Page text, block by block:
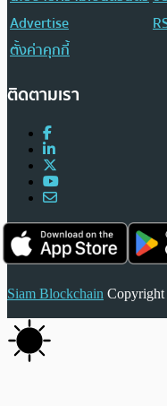
Advertise
ตั้งค่าคุกกี้
ติดตามเรา
Siam Blockchain